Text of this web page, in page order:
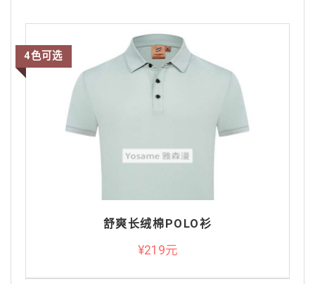
舒爽长绒棉POLO衫
¥219元
4色可选